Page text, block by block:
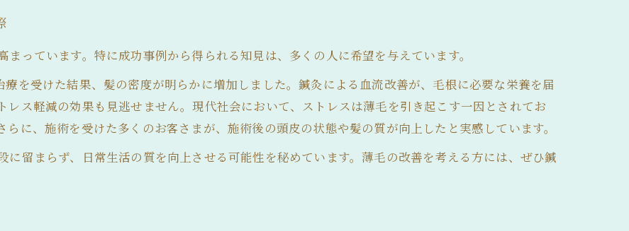
っています。特に成功事例から得られる知見は、多くの人に希望を与えています。
を受けた結果、髪の密度が明らかに増加しました。鍼灸による血流改善が、毛根に必要な栄養を届
レス軽減の効果も見逃せません。現代社会において、ストレスは薄毛を引き起こす一因とされてお
に、施術を受けた多くのお客さまが、施術後の頭皮の状態や髪の質が向上したと実感しています。
に留まらず、日常生活の質を向上させる可能性を秘めています。薄毛の改善を考える方には、ぜひ鍼